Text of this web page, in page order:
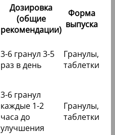
Дозировка
(общие
рекомендации)
Форма
выпуска
3-6 гранул 3-5
раз в день
Гранулы,
таблетки
3-6 гранул
каждые 1-2
часа до
улучшения
Гранулы,
таблетки